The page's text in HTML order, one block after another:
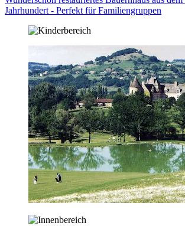
Jahrhundert - Perfekt für Familiengruppen